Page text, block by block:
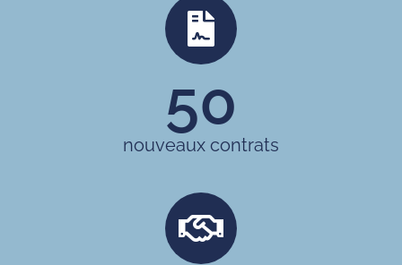
nouveaux contrats
50